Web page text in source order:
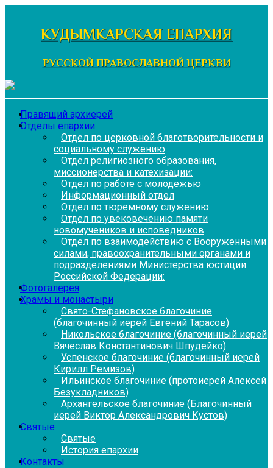
содержимомуКУДЫМКАРСКАЯ ЕПАРХИЯ
РУССКОЙ ПРАВОСЛАВНОЙ ЦЕРКВИ
Правящий архиерей
Отделы епархии
Отдел по церковной благотворительности и
социальному служению
Отдел религиозного образования,
миссионерства и катехизации:
Отдел по работе с молодежью
Информационный отдел
Отдел по тюремному служению
Отдел по увековечению памяти
новомучеников и исповедников
Отдел по взаимодействию с Вооруженными
силами, правоохранительными органами и
подразделениями Министерства юстиции
Российской Федерации:
Фотогалерея
Храмы и монастыри
Свято-Стефановское благочиние
(благочинный иерей Евгений Тарасов)
Никольское благочиние (благочинный иерей
Вячеслав Константинович Шпудейко)
Успенское благочиние (благочинный иерей
Кирилл Ремизов)
Ильинское благочиние (протоиерей Алексей
Безукладников)
Архангельское благочиние (Благочинный
иерей Виктор Александрович Кустов)
Святые
Святые
История епархии
Контакты